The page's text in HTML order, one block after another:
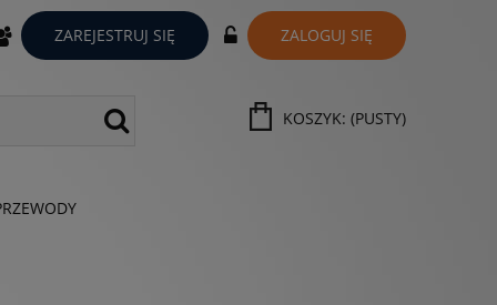
ZAREJESTRUJ SIĘ ZALOGUJ SIĘ
KOSZYK: (PUSTY)